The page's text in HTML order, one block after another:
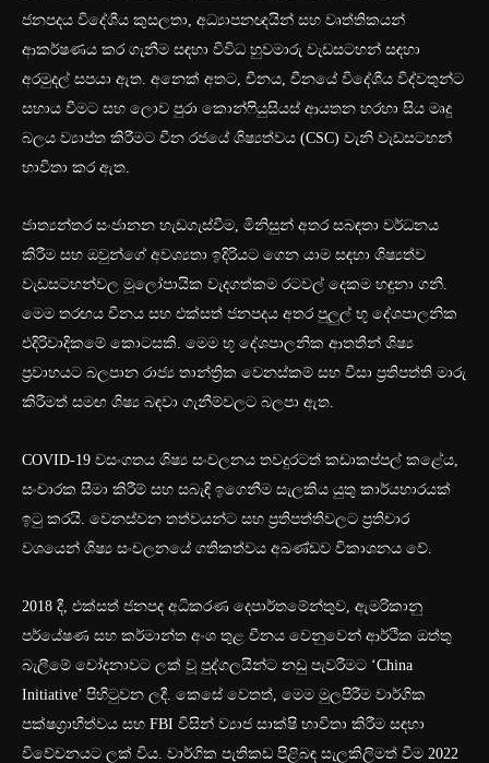
ජනපදය විදේශීය කුසලතා, අධ්‍යාපනඥයින් සහ වෘත්තිකයන්
ආකර්ෂණය කර ගැනීම සඳහා විවිධ හුවමාරු වැඩසටහන් සඳහා
අරමුදල් සපයා ඇත. අනෙක් අතට, චීනය, චීනයේ විදේශීය විද්වතුන්ට
සහාය වීමට සහ ලොව පුරා කොන්ෆියුසියස් ආයතන හරහා සිය මෘදු
බලය ව්‍යාප්ත කිරීමට චීන රජයේ ශිෂ්‍යත්වය (CSC) වැනි වැඩසටහන්
භාවිතා කර ඇත.
ජාත්‍යන්තර සංජානන හැඩගැස්වීම, මිනිසුන් අතර සබඳතා වර්ධනය
කිරීම සහ ඔවුන්ගේ අවශ්‍යතා ඉදිරියට ගෙන යාම සඳහා ශිෂ්‍යත්ව
වැඩසටහන්වල මූලෝපායික වැදගත්කම රටවල් දෙකම හඳුනා ගනී.
මෙම තරඟය චීනය සහ එක්සත් ජනපදය අතර පුලුල් භූ දේශපාලනික
එදිරිවාදිකමේ කොටසකි. මෙම භූ දේශපාලනික ආතතීන් ශිෂ්‍ය
ප්‍රවාහයට බලපාන රාජ්‍ය තාන්ත්‍රික වෙනස්කම් සහ වීසා ප්‍රතිපත්ති මාරු
කිරීමත් සමඟ ශිෂ්‍ය බඳවා ගැනීම්වලට බලපා ඇත.
COVID-19 වසංගතය ශිෂ්‍ය සංචලනය තවදුරටත් කඩාකප්පල් කළේය,
සංචාරක සීමා කිරීම් සහ සබැඳි ඉගෙනීම සැලකිය යුතු කාර්යභාරයක්
ඉටු කරයි. වෙනස්වන තත්වයන්ට සහ ප්‍රතිපත්තිවලට ප්‍රතිචාර
වශයෙන් ශිෂ්‍ය සංචලනයේ ගතිකත්වය අඛණ්ඩව විකාශනය වේ.
2018 දී, එක්සත් ජනපද අධිකරණ දෙපාර්තමේන්තුව, ඇමරිකානු
පර්යේෂණ සහ කර්මාන්ත අංශ තුළ චීනය වෙනුවෙන් ආර්ථික ඔත්තු
බැලීමේ චෝදනාවට ලක් වූ පුද්ගලයින්ට නඩු පැවරීමට ‘China
Initiative’ පිහිටුවන ලදී. කෙසේ වෙතත්, මෙම මුලපිරීම වාර්ගික
පක්ෂග්‍රාහීත්වය සහ FBI විසින් ව්‍යාජ සාක්ෂි භාවිතා කිරීම සඳහා
විවේචනයට ලක් විය. වාර්ගික පැතිකඩ පිළිබඳ සැලකිලිමත් වීම 2022